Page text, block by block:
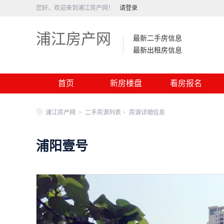
您好，欢迎来到浦江房产网！ 请登录
浦江房产网
最新二手房信息
最新出租房信息
首页 新房楼盘 看房报名
浦江房产网 > 二手房源列表 > 房源详细信息
浦阳壹号